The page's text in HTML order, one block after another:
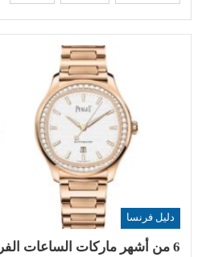
دليل فرنسا
6 من أشهر ماركات الساعات الفرنسية